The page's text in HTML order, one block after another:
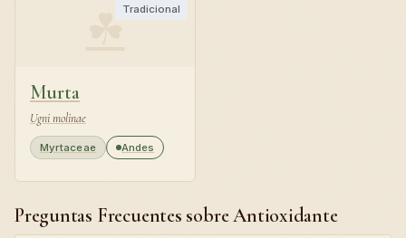
Tradicional
☘
Murta
Ugni molinae
Myrtaceae Andes
Preguntas Frecuentes sobre Antioxidante